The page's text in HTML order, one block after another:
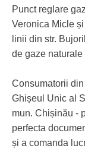
Punct reglare
Veronica Micle
linii din str.
de gaze
Consumatorii
Ghișeul Unic al
mun. Chișinău -
perfecta
și а comanda